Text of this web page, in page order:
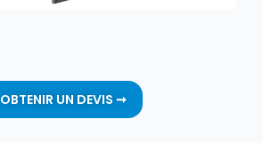
OBTENIR UN DEVIS ➞